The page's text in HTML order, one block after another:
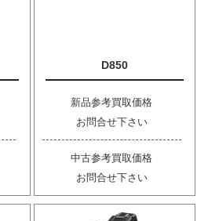
D850
新品参考買取価格
お問合せ下さい
中古参考買取価格
お問合せ下さい